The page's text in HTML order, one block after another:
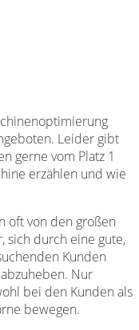
Leider gibt
gerne vom Platz 1
erzählen und wie
oft von den großen
sich durch eine gute,
Kunden
Nur
bei den Kunden als
bewegen.